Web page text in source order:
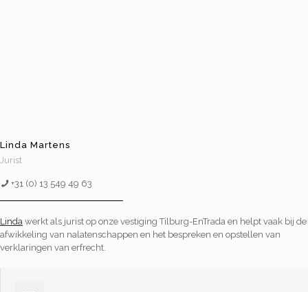
Linda Martens
Jurist
+31 (0) 13 549 49 63
Linda werkt als jurist op onze vestiging Tilburg-EnTrada en helpt vaak bij de
afwikkeling van nalatenschappen en het bespreken en opstellen van
verklaringen van erfrecht.